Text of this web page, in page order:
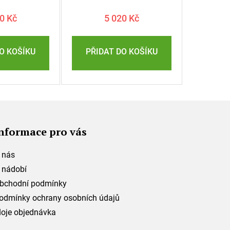
zdarma
Kč
logem Skeppshult zdarma
5 020 Kč
pro vás
nás
nádobí
podmínky
ochrany osobních údajů
objednávka